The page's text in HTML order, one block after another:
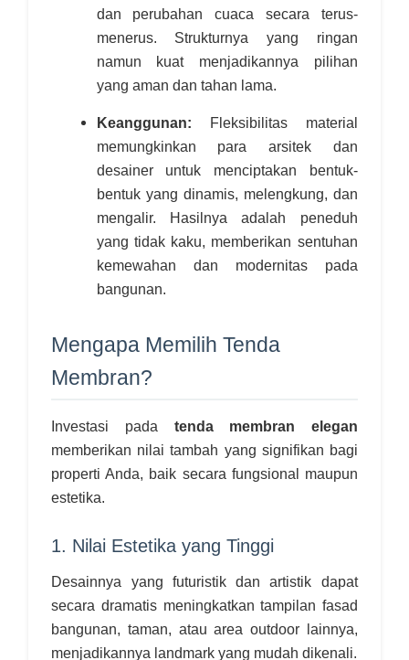
dan perubahan cuaca secara terus-
menerus. Strukturnya yang ringan
namun kuat menjadikannya pilihan
yang aman dan tahan lama.
Keanggunan: Fleksibilitas material
memungkinkan para arsitek dan
desainer untuk menciptakan bentuk-
bentuk yang dinamis, melengkung, dan
mengalir. Hasilnya adalah peneduh
yang tidak kaku, memberikan sentuhan
kemewahan dan modernitas pada
bangunan.
Mengapa Memilih Tenda
Membran?
Investasi pada tenda membran elegan
memberikan nilai tambah yang signifikan bagi
properti Anda, baik secara fungsional maupun
estetika.
1. Nilai Estetika yang Tinggi
Desainnya yang futuristik dan artistik dapat
secara dramatis meningkatkan tampilan fasad
bangunan, taman, atau area outdoor lainnya,
menjadikannya landmark yang mudah dikenali.